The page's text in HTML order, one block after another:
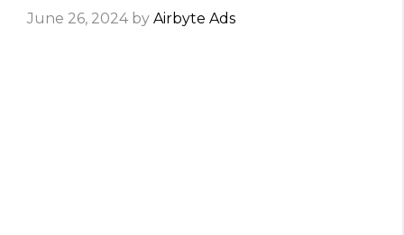
June 26, 2024 by Airbyte Ads